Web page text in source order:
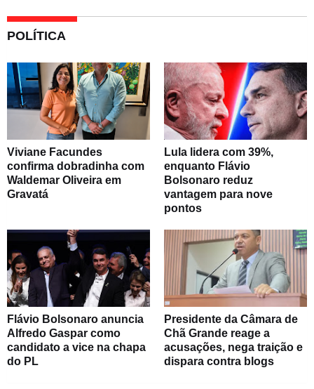
POLÍTICA
Viviane Facundes
confirma dobradinha com
Waldemar Oliveira em
Gravatá
Lula lidera com 39%,
enquanto Flávio
Bolsonaro reduz
vantagem para nove
pontos
Flávio Bolsonaro anuncia
Alfredo Gaspar como
candidato a vice na chapa
do PL
Presidente da Câmara de
Chã Grande reage a
acusações, nega traição e
dispara contra blogs